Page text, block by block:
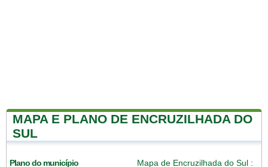
MAPA E PLANO DE ENCRUZILHADA DO
SUL
Plano do município Mapa de Encruzilhada do Sul :